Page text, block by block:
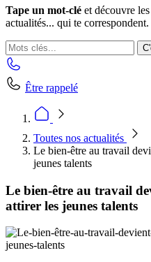
Tape un mot-clé et découvre
actualités... qui te correspondent.
Être rappelé
Toutes nos actualités
Le bien-être au travail
jeunes talents
Le bien-être au travail
attirer les jeunes talents